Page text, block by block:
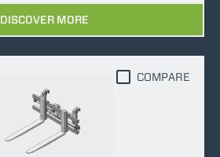
DISCOVER MORE
COMPARE